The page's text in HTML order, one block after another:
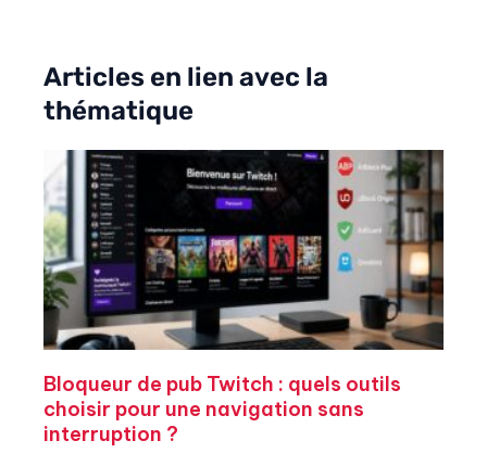
Articles en lien avec la
thématique
Bloqueur de pub Twitch : quels outils
choisir pour une navigation sans
interruption ?